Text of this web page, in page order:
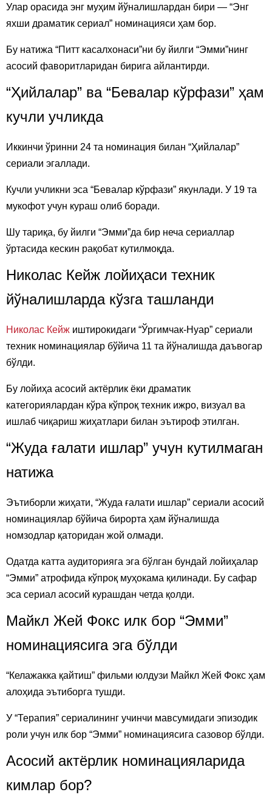
Улар орасида энг муҳим йўналишлардан бири — “Энг
яхши драматик сериал” номинацияси ҳам бор.
Бу натижа “Питт касалхонаси”ни бу йилги “Эмми”нинг
асосий фаворитларидан бирига айлантирди.
“Ҳийлалар” ва “Бевалар кўрфази” ҳам
кучли учликда
Иккинчи ўринни 24 та номинация билан “Ҳийлалар”
сериали эгаллади.
Кучли учликни эса “Бевалар кўрфази” якунлади. У 19 та
мукофот учун кураш олиб боради.
Шу тариқа, бу йилги “Эмми”да бир неча сериаллар
ўртасида кескин рақобат кутилмоқда.
Николас Кейж лойиҳаси техник
йўналишларда кўзга ташланди
Николас Кейж иштирокидаги “Ўргимчак-Нуар” сериали
техник номинациялар бўйича 11 та йўналишда даъвогар
бўлди.
Бу лойиҳа асосий актёрлик ёки драматик
категориялардан кўра кўпроқ техник ижро, визуал ва
ишлаб чиқариш жиҳатлари билан эътироф этилган.
“Жуда ғалати ишлар” учун кутилмаган
натижа
Эътиборли жиҳати, “Жуда ғалати ишлар” сериали асосий
номинациялар бўйича бирорта ҳам йўналишда
номзодлар қаторидан жой олмади.
Одатда катта аудиторияга эга бўлган бундай лойиҳалар
“Эмми” атрофида кўпроқ муҳокама қилинади. Бу сафар
эса сериал асосий курашдан четда қолди.
Майкл Жей Фокс илк бор “Эмми”
номинациясига эга бўлди
“Келажакка қайтиш” фильми юлдузи Майкл Жей Фокс ҳам
алоҳида эътиборга тушди.
У “Терапия” сериалининг учинчи мавсумидаги эпизодик
роли учун илк бор “Эмми” номинациясига сазовор бўлди.
Асосий актёрлик номинацияларида
кимлар бор?